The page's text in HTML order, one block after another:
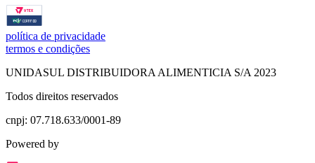
política de privacidade
termos e condições
UNIDASUL DISTRIBUIDORA ALIMENTICIA S/A 2023
Todos direitos reservados
cnpj: 07.718.633/0001-89
Powered by